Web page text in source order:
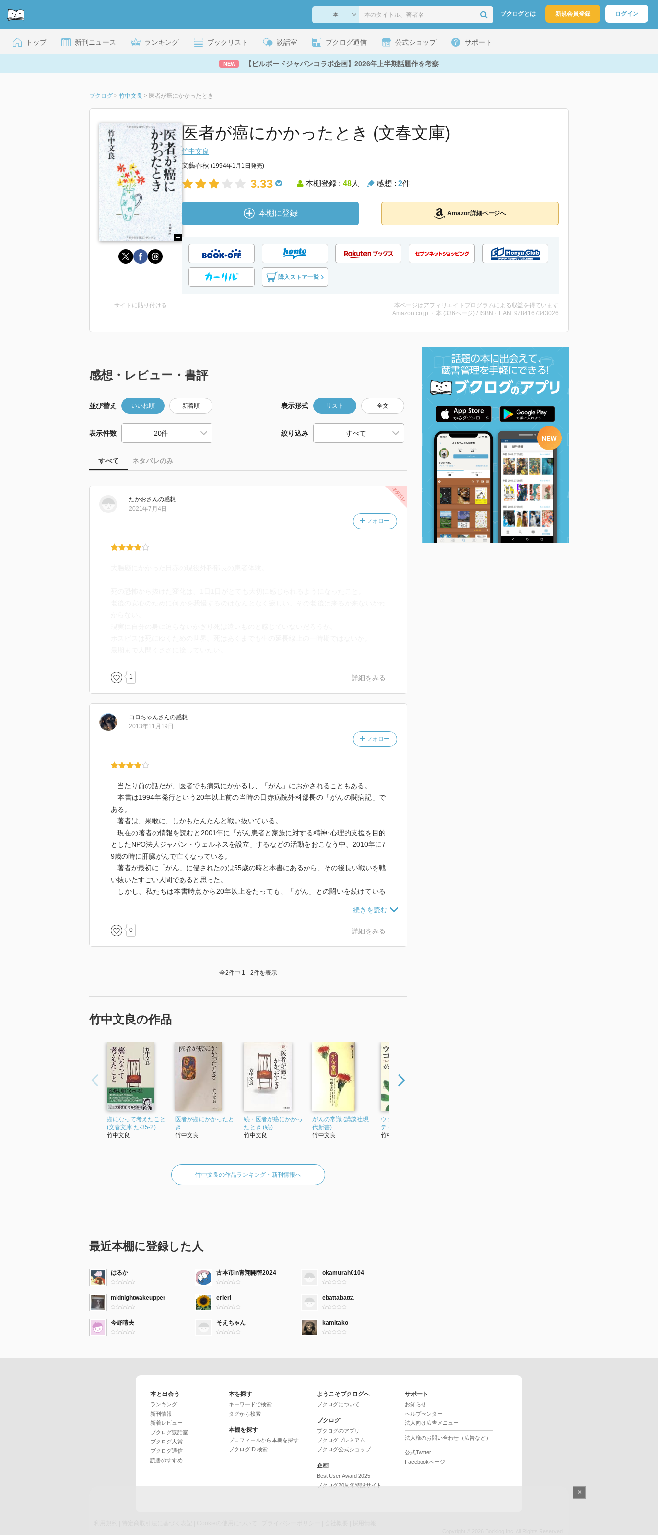
ブクログとは 新規会員登録 ログイン
トップ 新刊ニュース ランキング ブックリスト 談話室 ブクログ通信 公式ショップ サポート
NEW 【ビルボードジャパンコラボ企画】2026年上半期話題作を考察
ブクログ > 竹中文良 > 医者が癌にかかったとき
医者が癌にかかったとき (文春文庫)
竹中文良
文藝春秋 (1994年1月1日発売)
3.33 本棚登録 : 48人 感想 : 2件
本棚に登録 Amazon詳細ページへ
購入ストア一覧
サイトに貼り付ける
本ページはアフィリエイトプログラムによる収益を得ています
Amazon.co.jp ・本 (336ページ) / ISBN・EAN: 9784167343026
感想・レビュー・書評
並び替え いいね順 新着順 表示形式 リスト 全文
表示件数 絞り込み
すべて ネタバレのみ
たかおさんの感想
フォロー
2021年7月4日
1 詳細をみる
コロちゃんさんの感想
フォロー
2013年11月19日
当たり前の話だが、医者でも病気にかかるし、「がん」におかされることもある。
本書は1994年発行という20年以上前の当時の日赤病院外科部長の「がんの闘病記」で
ある。
著者は、果敢に、しかもたんたんと戦い抜いている。
現在の著者の情報を読むと2001年に「がん患者と家族に対する精神･心理的支援を目的
としたNPO法人ジャパン・ウェルネスを設立」するなどの活動をおこなう中、2010年に7
9歳の時に肝臓がんで亡くなっている。
著者が最初に「がん」に侵されたのは55歳の時と本書にあるから、その後長い戦いを戦
い抜いたすごい人間であると思った。
しかし、私たちは本書時点から20年以上をたっても、「がん」との闘いを続けている
本書は、「人の生き方」というものを考えさせてくれる良書であると思えた。
0 詳細をみる
全2件中 1 - 2件を表示
竹中文良の作品
癌になって考えたこと
(文春文庫 た-35-2)
竹中文良
医者が癌にかかったと
き
竹中文良
続・医者が癌にかかっ
たとき (続)
竹中文良
がんの常識 (講談社現
代新書)
竹中文良
ウェルネス・コミュニ
ティー
竹中文良
竹中文良の作品ランキング・新刊情報へ
最近本棚に登録した人
はるか 古本市in青翔開智2024 okamurah0104
midnightwakeupper erieri ebattabatta
今野晴夫 そえちゃん kamitako
本と出会う
ランキング
新刊情報
新着レビュー
ブクログ談話室
ブクログ大賞
ブクログ通信
読書のすすめ
本を探す
キーワードで検索
タグから検索
本棚を探す
プロフィールから本棚を探す
ブクログID 検索
ようこそブクログへ
ブクログについて
ブクログ
ブクログのアプリ
ブクログプレミアム
ブクログ公式ショップ
企画
Best User Award 2025
ブクログ20周年特設サイト
サポート
お知らせ
ヘルプセンター
法人向け広告メニュー
法人様のお問い合わせ（広告など）
公式Twitter
Facebookページ
×